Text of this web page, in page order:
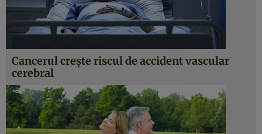
Cancerul creşte riscul de accident vascular
cerebral